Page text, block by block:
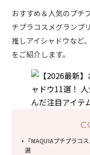
おすすめ＆人気のプチ
チプラコスメグランプ
推しアイシャドウなど
をご紹介します。
「MAQUIAプチプラコ
選